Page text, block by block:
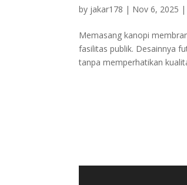
by jakar178 | Nov 6, 2025 |
Memasang kanopi
fasilitas publik. Desainnya
tanpa memperhatikan